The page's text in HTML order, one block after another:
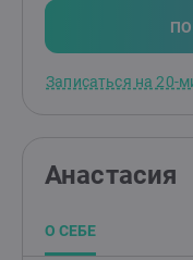
Записаться на 20-
Анастасия
О СЕБЕ